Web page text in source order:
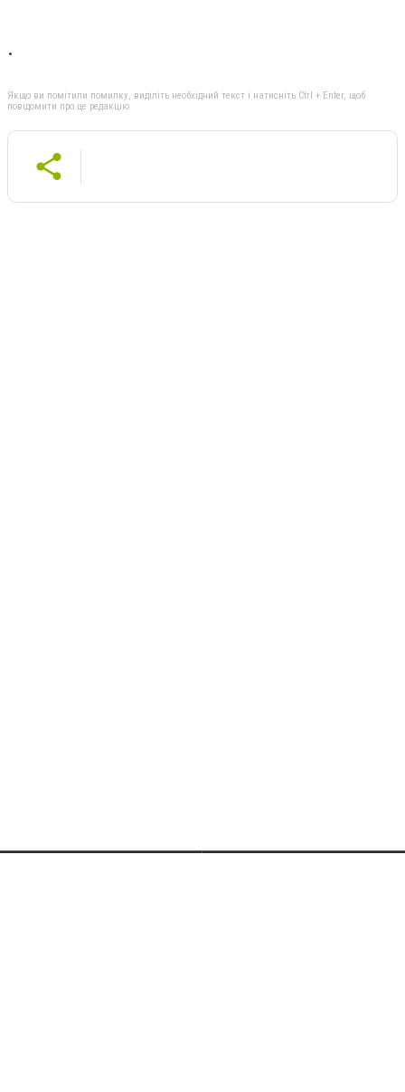
.
Якщо ви помітили помилку, виділіть необхідний текст і натисніть Ctrl + Enter, щоб
повідомити про це редакцію